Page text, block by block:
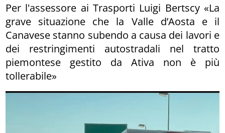
Per l'assessore ai Trasporti Luigi Bertscy «La
grave situazione che la Valle d’Aosta e il
Canavese stanno subendo a causa dei lavori e
dei restringimenti autostradali nel tratto
piemontese gestito da Ativa non è più
tollerabile»